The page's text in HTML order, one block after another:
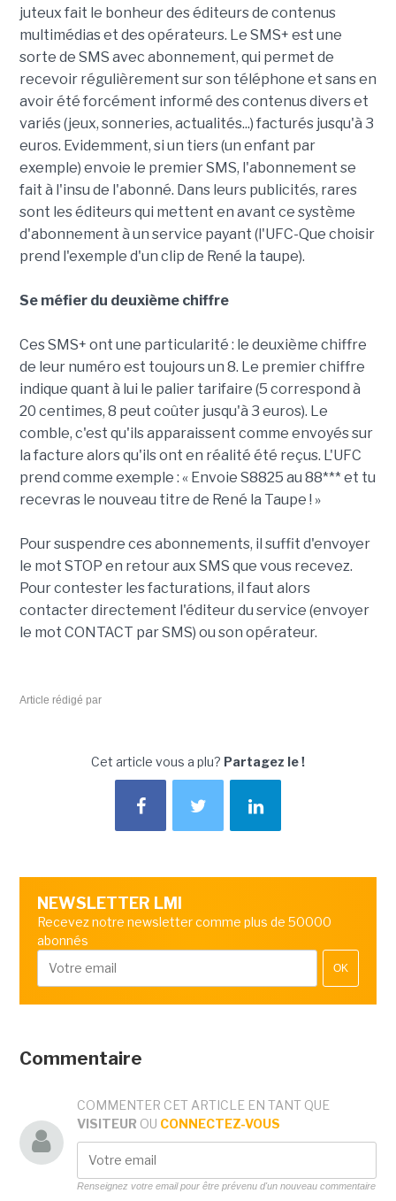
juteux fait le bonheur des éditeurs de contenus
multimédias et des opérateurs. Le SMS+ est une
sorte de SMS avec abonnement, qui permet de
recevoir régulièrement sur son téléphone et sans en
avoir été forcément informé des contenus divers et
variés (jeux, sonneries, actualités...) facturés jusqu'à 3
euros. Evidemment, si un tiers (un enfant par
exemple) envoie le premier SMS, l'abonnement se
fait à l'insu de l'abonné. Dans leurs publicités, rares
sont les éditeurs qui mettent en avant ce système
d'abonnement à un service payant (l'UFC-Que choisir
prend l'exemple d'un clip de René la taupe).
Se méfier du deuxième chiffre
Ces SMS+ ont une particularité : le deuxième chiffre
de leur numéro est toujours un 8. Le premier chiffre
indique quant à lui le palier tarifaire (5 correspond à
20 centimes, 8 peut coûter jusqu'à 3 euros). Le
comble, c'est qu'ils apparaissent comme envoyés sur
la facture alors qu'ils ont en réalité été reçus. L'UFC
prend comme exemple : « Envoie S8825 au 88*** et tu
recevras le nouveau titre de René la Taupe ! »
Pour suspendre ces abonnements, il suffit d'envoyer
le mot STOP en retour aux SMS que vous recevez.
Pour contester les facturations, il faut alors
contacter directement l'éditeur du service (envoyer
le mot CONTACT par SMS) ou son opérateur.
Article rédigé par
Cet article vous a plu? Partagez le !
NEWSLETTER LMI
Recevez notre newsletter comme plus de 50000
abonnés
OK
Commentaire
COMMENTER CET ARTICLE EN TANT QUE
VISITEUR OU CONNECTEZ-VOUS
Renseignez votre email pour être prévenu d'un nouveau commentaire